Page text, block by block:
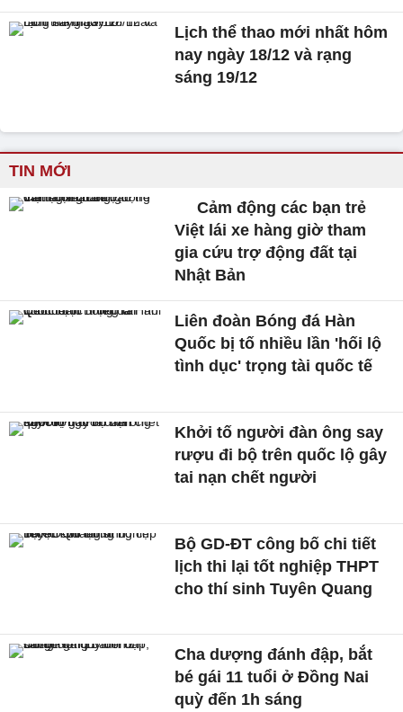
Lịch thể thao mới nhất hôm
nay ngày 18/12 và rạng
sáng 19/12
TIN MỚI
Cảm động các bạn trẻ
Việt lái xe hàng giờ tham
gia cứu trợ động đất tại
Nhật Bản
Liên đoàn Bóng đá Hàn
Quốc bị tố nhiều lần 'hối lộ
tình dục' trọng tài quốc tế
Khởi tố người đàn ông say
rượu đi bộ trên quốc lộ gây
tai nạn chết người
Bộ GD-ĐT công bố chi tiết
lịch thi lại tốt nghiệp THPT
cho thí sinh Tuyên Quang
Cha dượng đánh đập, bắt
bé gái 11 tuổi ở Đồng Nai
quỳ đến 1h sáng